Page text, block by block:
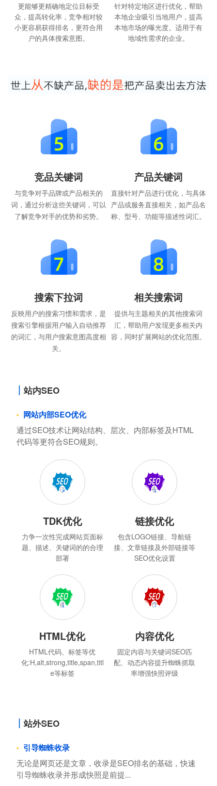
更能够更精确地定位目标受
众，提高转化率，竞争相对较
小更容易获得排名，更符合用
户的具体搜索意图。
针对特定地区进行优化，帮助
本地企业吸引当地用户，提高
本地市场的曝光度。适用于有
地域性需求的企业。
竞品关键词
与竞争对手品牌或产品相关的
词，通过分析这些关键词，可以
了解竞争对手的优势和劣势。
产品关键词
直接针对产品进行优化，与具体
产品或服务直接相关，如产品名
称、型号、功能等描述性词汇。
搜索下拉词
反映用户的搜索习惯和需求，是
搜索引擎根据用户输入自动推荐
的词汇，与用户搜索意图高度相
关。
相关搜索词
提供与主题相关的其他搜索词
汇，帮助用户发现更多相关内
容，同时扩展网站的优化范围。
站内SEO
网站内部SEO优化
通过SEO技术让网站结构、层次、内部标签及HTML
代码等更符合SEO规则。
TDK优化
力争一次性完成网站页面标
题、描述、关键词的的合理
部署
链接优化
包含LOGO链接、导航链
接、文章链接及外部链接等
SEO优化设置
HTML优化
HTML代码、标签等优
化:H,alt,strong,title,span,titl
e等标签
内容优化
固定内容与关键词SEO匹
配、动态内容提升蜘蛛抓取
率增强快照评级
站外SEO
引导蜘蛛收录
无论是网页还是文章，收录是SEO排名的基础，快速
引导蜘蛛收录并形成快照是前提...